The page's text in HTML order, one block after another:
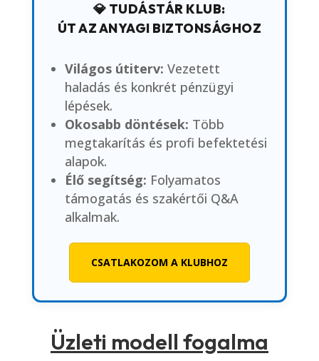
💎 TUDÁSTÁR KLUB:
ÚT AZ ANYAGI BIZTONSÁGHOZ
Világos útiterv: Vezetett
haladás és konkrét pénzügyi
lépések.
Okosabb döntések: Több
megtakarítás és profi befektetési
alapok.
Élő segítség: Folyamatos
támogatás és szakértői Q&A
alkalmak.
CSATLAKOZOM A KLUBHOZ
Üzleti modell fogalma